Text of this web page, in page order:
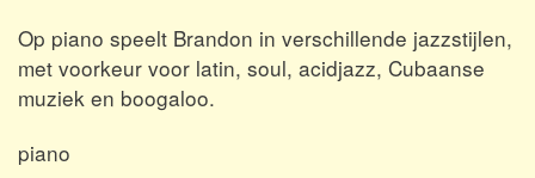
Op piano speelt Brandon in verschillende jazzstijlen,
met voorkeur voor latin, soul, acidjazz, Cubaanse
muziek en boogaloo.
piano